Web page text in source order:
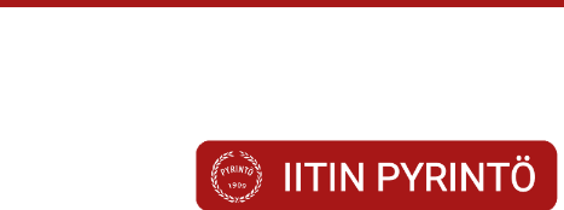
Iitin Pyrintö